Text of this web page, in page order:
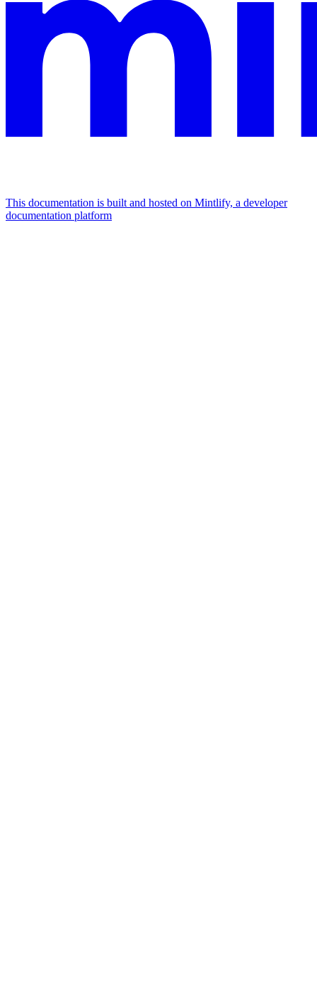
This documentation is built and hosted on Mintlify, a developer
documentation platform